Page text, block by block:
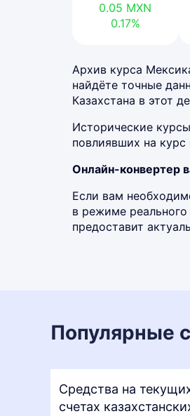
0.05 MXN
0.17%
Архив курса
найдёте точные
Казахстана в этот
Исторические
повлиявших на
Онлайн-конвертер
Если вам
в режиме
предоставит
Популярные
Средства на
счетах